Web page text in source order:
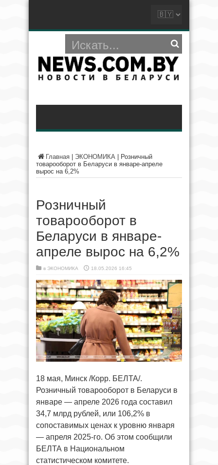
Главная ЭКОНОМИКА
Розничный
товарооборот в Беларуси в январе-апреле
вырос на 6,2%
Розничный
товарооборот в
Беларуси в январе-
апреле вырос на 6,2%
в ЭКОНОМИКА 18.05.2026 16:45
18 мая, Минск /Корр. БЕЛТА/.
Розничный товарооборот в Беларуси в
январе — апреле 2026 года составил
34,7 млрд рублей, или 106,2% в
сопоставимых ценах к уровню января
— апреля 2025-го. Об этом сообщили
БЕЛТА в Национальном
статистическом комитете.